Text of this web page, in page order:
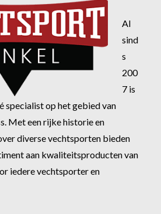
Al
sind
s
200
7 is
specialist op het gebied van
Met een rijke historie en
diverse vechtsporten bieden
aan kwaliteitsproducten van
iedere vechtsporter en